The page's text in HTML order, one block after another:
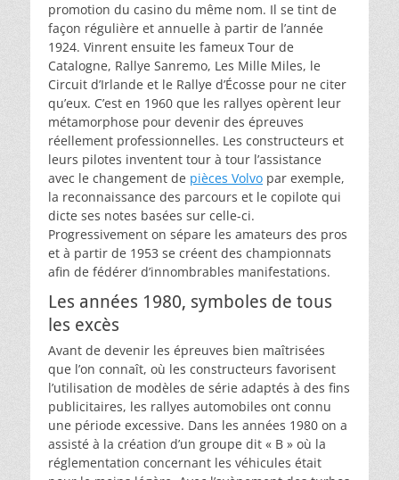
promotion du casino du même nom. Il se tint de
façon régulière et annuelle à partir de l’année
1924. Vinrent ensuite les fameux Tour de
Catalogne, Rallye Sanremo, Les Mille Miles, le
Circuit d’Irlande et le Rallye d’Écosse pour ne citer
qu’eux. C’est en 1960 que les rallyes opèrent leur
métamorphose pour devenir des épreuves
réellement professionnelles. Les constructeurs et
leurs pilotes inventent tour à tour l’assistance
avec le changement de pièces Volvo par exemple,
la reconnaissance des parcours et le copilote qui
dicte ses notes basées sur celle-ci.
Progressivement on sépare les amateurs des pros
et à partir de 1953 se créent des championnats
afin de fédérer d’innombrables manifestations.
Les années 1980, symboles de tous
les excès
Avant de devenir les épreuves bien maîtrisées
que l’on connaît, où les constructeurs favorisent
l’utilisation de modèles de série adaptés à des fins
publicitaires, les rallyes automobiles ont connu
une période excessive. Dans les années 1980 on a
assisté à la création d’un groupe dit « B » où la
réglementation concernant les véhicules était